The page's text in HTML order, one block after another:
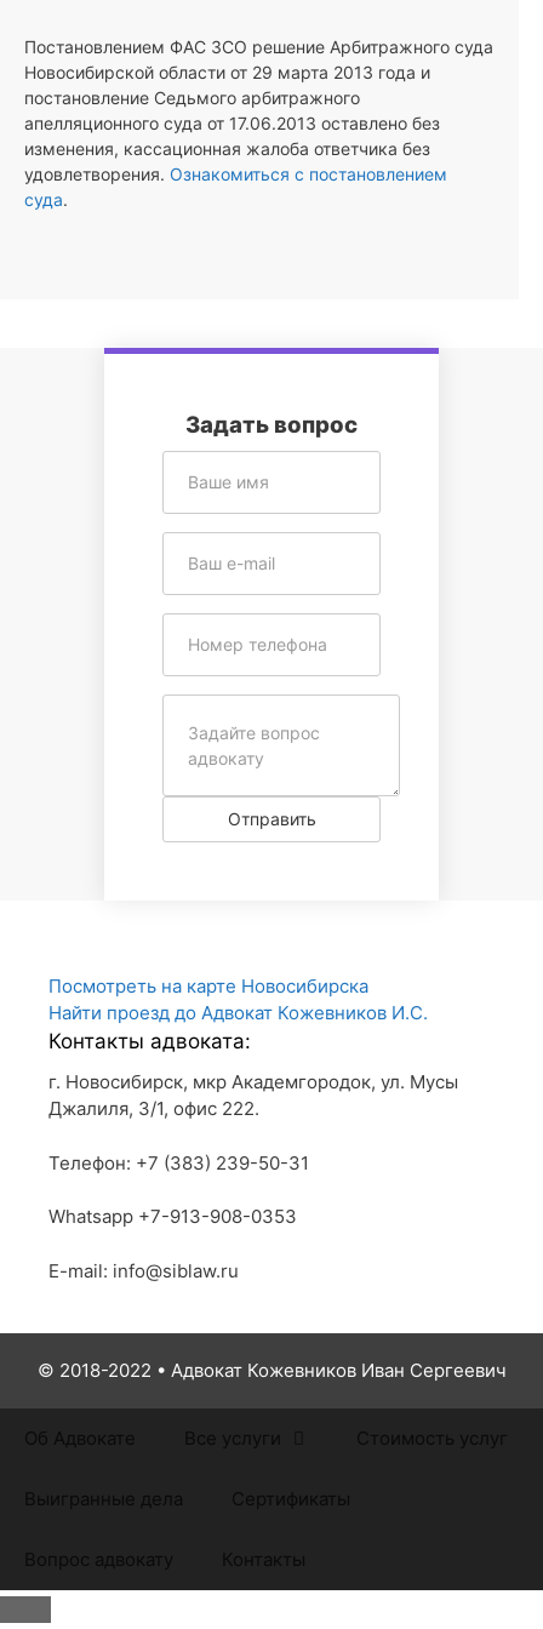
Постановлением ФАС ЗСО решение Арбитражного суда
Новосибирской области от 29 марта 2013 года и
постановление Седьмого арбитражного
апелляционного суда от 17.06.2013 оставлено без
изменения, кассационная жалоба ответчика без
удовлетворения. Ознакомиться с постановлением
суда.
Задать вопрос
Отправить
Посмотреть на карте Новосибирска
Найти проезд до Адвокат Кожевников И.С.
Контакты адвоката:
г. Новосибирск, мкр Академгородок, ул. Мусы
Джалиля, 3/1, офис 222.
Телефон: +7 (383) 239-50-31
Whatsapp +7-913-908-0353
E-mail: info@siblaw.ru
© 2018-2022 • Адвокат Кожевников Иван Сергеевич
Об Адвокате Все услуги Стоимость услуг
Выигранные дела Сертификаты
Вопрос адвокату Контакты
Закрыть